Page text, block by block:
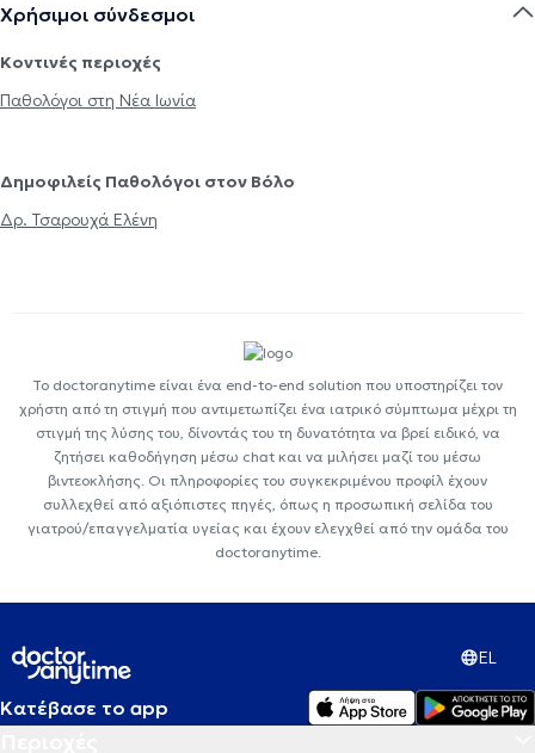
Χρήσιμοι σύνδεσμοι
Κοντινές περιοχές
Παθολόγοι στη Νέα Ιωνία
Δημοφιλείς Παθολόγοι στον Βόλο
Δρ. Τσαρουχά Ελένη
Το doctoranytime είναι ένα end-to-end solution που υποστηρίζει τον
χρήστη από τη στιγμή που αντιμετωπίζει ένα ιατρικό σύμπτωμα μέχρι τη
στιγμή της λύσης του, δίνοντάς του τη δυνατότητα να βρεί ειδικό, να
ζητήσει καθοδήγηση μέσω chat και να μιλήσει μαζί του μέσω
βιντεοκλήσης. Οι πληροφορίες του συγκεκριμένου προφίλ έχουν
συλλεχθεί από αξιόπιστες πηγές, όπως η προσωπική σελίδα του
γιατρού/επαγγελματία υγείας και έχουν ελεγχθεί από την ομάδα του
doctoranytime.
EL
Κατέβασε το app